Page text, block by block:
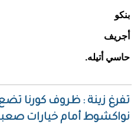
بنكو
أجريف
حاسي أتيله.
تفرغ زينة : ظروف كورنا
نواكشوط أمام خيارات